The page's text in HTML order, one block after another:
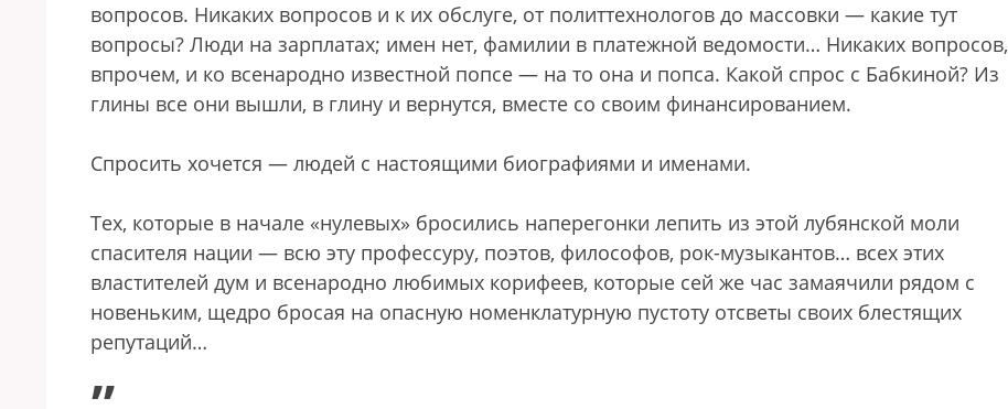
вопросов. Никаких вопросов и к их обслуге, от политтехнологов до массовки — какие тут
вопросы? Люди на зарплатах; имен нет, фамилии в платежной ведомости… Никаких вопросов,
впрочем, и ко всенародно известной попсе — на то она и попса. Какой спрос с Бабкиной? Из
глины все они вышли, в глину и вернутся, вместе со своим финансированием.
Спросить хочется — людей с настоящими биографиями и именами.
Тех, которые в начале «нулевых» бросились наперегонки лепить из этой лубянской моли
спасителя нации — всю эту профессуру, поэтов, философов, рок-музыкантов… всех этих
властителей дум и всенародно любимых корифеев, которые сей же час замаячили рядом с
новеньким, щедро бросая на опасную номенклатурную пустоту отсветы своих блестящих
репутаций…
„